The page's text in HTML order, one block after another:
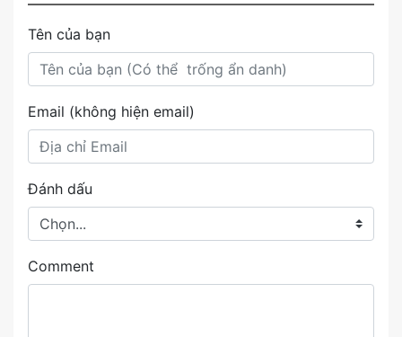
Tên của bạn
Email (không hiện email)
Đánh dấu
Comment